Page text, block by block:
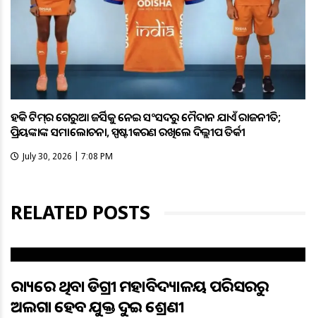
ହକି ଟିମ୍‌ର ଗେରୁଆ ଜର୍ସିକୁ ନେଇ ସଂସଦରୁ ମୈଦାନ ଯାଏଁ ରାଜନୀତି;
ପ୍ରିୟଙ୍କାଙ୍କ ସମାଲୋଚନା, ସ୍ପଷ୍ଟୀକରଣ ରଖିଲେ ଦିଲ୍ଲୀପ ତିର୍କୀ
July 30, 2026 | 7:08 PM
RELATED POSTS
ରାଜ୍ୟରେ ଥିବା ଡିଗ୍ରୀ ମହାବିଦ୍ୟାଳୟ ପରିସରରୁ
ଅଲଗା ହେବ ଯୁକ୍ତ ଦୁଇ ଶ୍ରେଣୀ